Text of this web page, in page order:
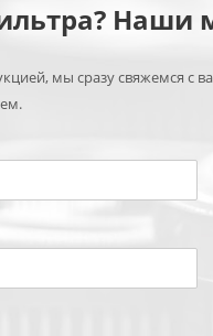
Наши
мы сразу свяжемся с